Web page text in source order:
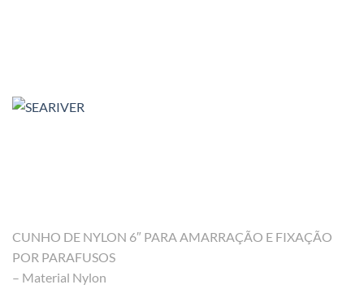
CUNHO DE NYLON 6″ PARA AMARRAÇÃO E FIXAÇÃO
POR PARAFUSOS
– Material Nylon